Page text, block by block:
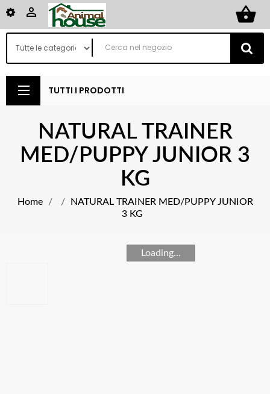
shopping_basket

TUTTI I PRODOTTI
NATURAL TRAINER
MED/PUPPY JUNIOR 3
KG
Home
NATURAL TRAINER MED/PUPPY JUNIOR
3 KG
Loading...